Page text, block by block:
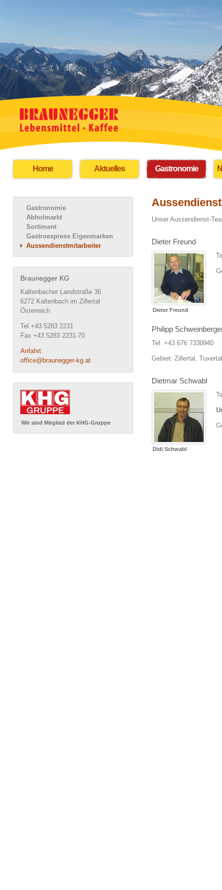
Home Aktuelles Gastronomie
Gastronomie
Abholmarkt
Sortiment
Gastroexpress Eigenmarken
Aussendienstmitarbeiter
Braunegger KG
Kaltenbacher Landstraße 36
6272 Kaltenbach im Zillertal
Österreich
Tel +43 5283 2231
Fax +43 5283 2231-70
Anfahrt
office@braunegger-kg.at
Wir sind Mitglied der KHG-Gruppe
Unser Aussendienst-
Dieter Freund
Dieter Freund
Philipp
Tel. +43 676 7330940
Gebiet: Zillertal,
Dietmar Schwabl
Didi Schwabl